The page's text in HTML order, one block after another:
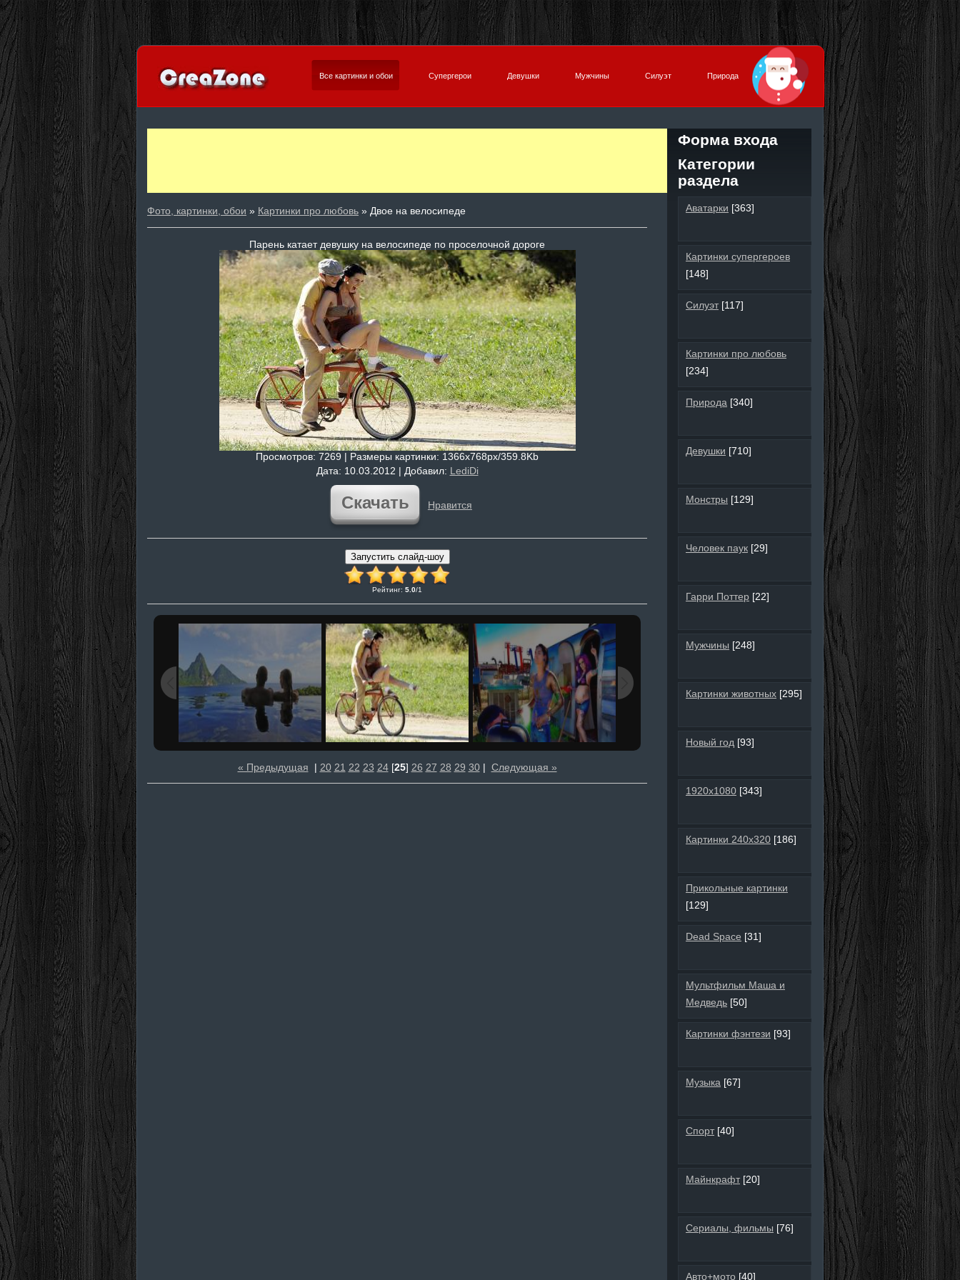
Все картинки и обои Супергерои Девушки Мужчины Силуэт Природа
Фото, картинки, обои » Картинки про любовь » Двое на велосипеде
Парень катает девушку на велосипеде по проселочной дороге
Просмотров: 7269 | Размеры картинки: 1366x768px/359.8Kb
Дата: 10.03.2012 | Добавил: LediDi
Скачать Нравится
Рейтинг: 5.0/1
« Предыдущая | 20 21 22 23 24[25] 26 27 28 29 30| Следующая »
Форма входа
Категории
раздела
Аватарки [363]
Картинки супергероев
[148]
Силуэт [117]
Картинки про любовь
[234]
Природа [340]
Девушки [710]
Монстры [129]
Человек паук [29]
Гарри Поттер [22]
Мужчины [248]
Картинки животных [295]
Новый год [93]
1920х1080 [343]
Картинки 240х320 [186]
Прикольные картинки
[129]
Dead Space [31]
Мультфильм Маша и
Медведь [50]
Картинки фэнтези [93]
Музыка [67]
Спорт [40]
Майнкрафт [20]
Сериалы, фильмы [76]
Авто+мото [40]